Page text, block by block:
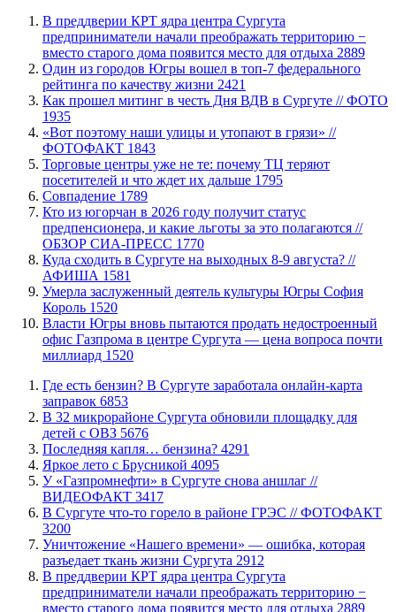
​В преддверии КРТ ядра центра Сургута
предприниматели начали преображать территорию −
вместо старого дома появится место для отдыха 2889
Один из городов Югры вошел в топ-7 федерального
рейтинга по качеству жизни 2421
Как прошел митинг в честь Дня ВДВ в Сургуте // ФОТО
1935
«Вот поэтому наши улицы и утопают в грязи» //
ФОТОФАКТ 1843
Торговые центры уже не те: почему ТЦ теряют
посетителей и что ждет их дальше 1795
​Совпадение 1789
Кто из югорчан в 2026 году получит статус
предпенсионера, и какие льготы за это полагаются //
ОБЗОР СИА-ПРЕСС 1770
​Куда сходить в Сургуте на выходных 8-9 августа? //
АФИША 1581
​Умерла заслуженный деятель культуры Югры София
Король 1520
Власти Югры вновь пытаются продать недостроенный
офис Газпрома в центре Сургута — цена вопроса почти
миллиард 1520
​Где есть бензин? В Сургуте заработала онлайн-карта
заправок 6853
В 32 микрорайоне Сургута обновили площадку для
детей с ОВЗ 5676
​Последняя капля… бензина? 4291
Яркое лето с Брусникой 4095
У «Газпромнефти» в Сургуте снова аншлаг //
ВИДЕОФАКТ 3417
​В Сургуте что-то горело в районе ГРЭС // ФОТОФАКТ
3200
​Уничтожение «Нашего времени» — ошибка, которая
разъедает ткань жизни Сургута 2912
​В преддверии КРТ ядра центра Сургута
предприниматели начали преображать территорию −
вместо старого дома появится место для отдыха 2889